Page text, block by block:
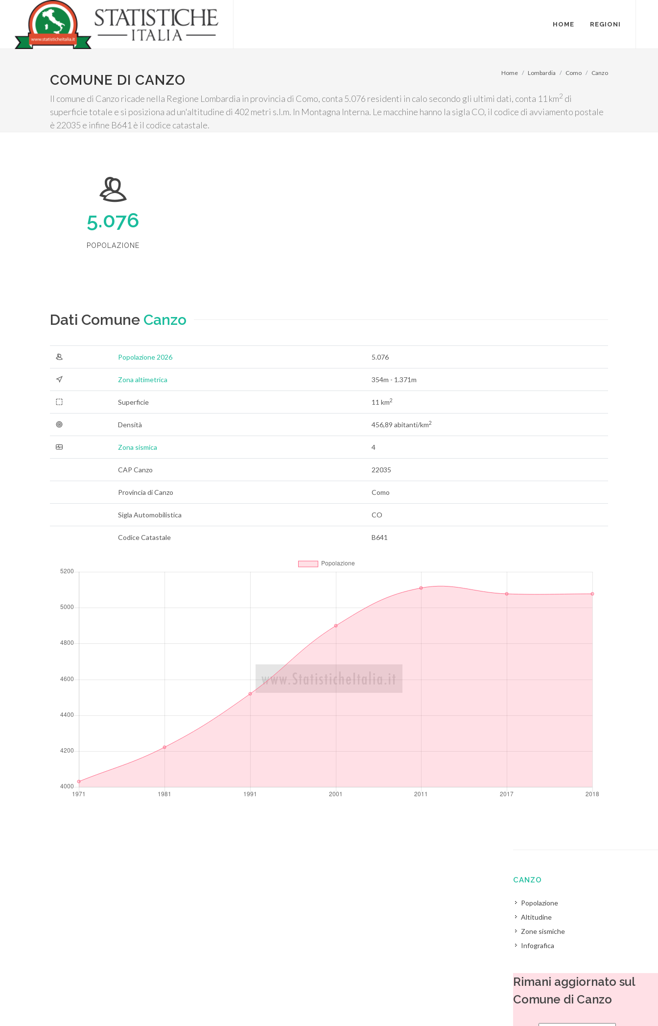
HOME REGIONI
COMUNE DI CANZO
Il comune di Canzo ricade nella Regione Lombardia in provincia di Como, conta 5.076 residenti in calo secondo gli ultimi dati, conta 11 km2 di
superficie totale e si posiziona ad un'altitudine di 402 metri s.l.m. In Montagna Interna. Le macchine hanno la sigla CO, il codice di avviamento postale
è 22035 e infine B641 è il codice catastale.
Home Lombardia Como Canzo
5.076
POPOLAZIONE
Dati Comune Canzo
Popolazione 2026 5.076
Zona altimetrica 354m - 1.371m
Superficie 11 km2
Densità 456,89 abitanti/km2
Zona sismica 4
CAP Canzo 22035
Provincia di Canzo Como
Sigla Automobilistica CO
Codice Catastale B641
CANZO
Popolazione
Altitudine
Zone sismiche
Infografica
Rimani aggiornato sul
Comune di Canzo